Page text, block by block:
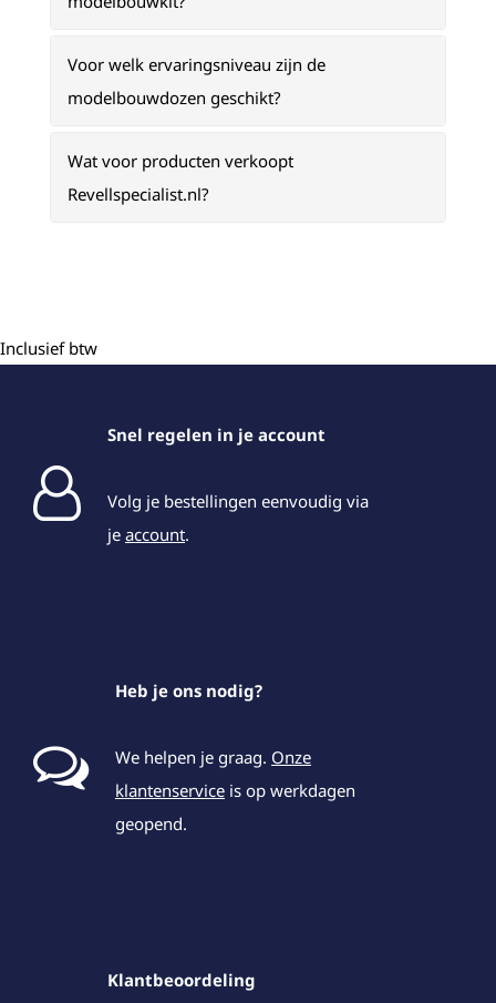
Voor welk ervaringsniveau zijn de
modelbouwdozen geschikt?
Wat voor producten verkoopt
Revellspecialist.nl?
Inclusief btw
Snel regelen in je account
Volg je bestellingen eenvoudig via
je account.
Heb je ons nodig?
We helpen je graag. Onze
klantenservice is op werkdagen
geopend.
Klantbeoordeling